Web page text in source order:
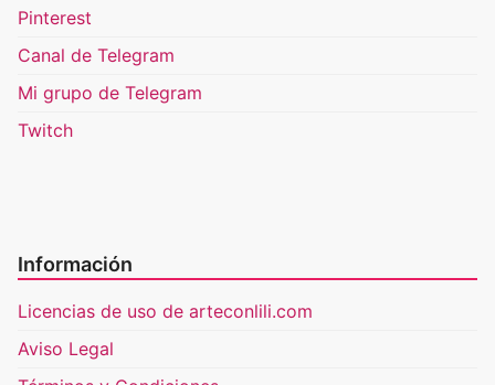
Pinterest
Canal de Telegram
Mi grupo de Telegram
Twitch
Información
Licencias de uso de arteconlili.com
Aviso Legal